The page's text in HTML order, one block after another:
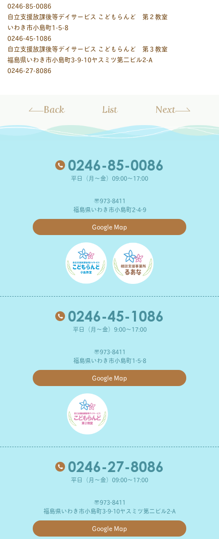
0246-85-0086
自立支援放課後等デイサービス こどもらんど 第２教室
いわき市小島町1-5-8
0246-45-1086
自立支援放課後等デイサービス こどもらんど 第３教室
福島県いわき市小島町3-9-10ヤスミツ第二ビル2-A
0246-27-8086
Back List Next
0246-85-0086
平日（月～金）09:00～17:00
〒973-8411
福島県いわき市小島町2-4-9
Google Map
0246-45-1086
平日（月～金）9:00～17:00
〒973-8411
福島県いわき市小島町1-5-8
Google Map
0246-27-8086
平日（月～金）09:00～17:00
〒973-8411
福島県いわき市小島町3-9-10ヤスミツ第二ビル2-A
Google Map